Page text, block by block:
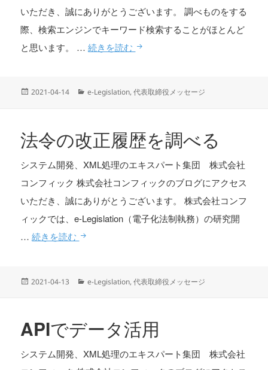
いただき、誠にありがとうございます。 調べものをする
際、検索エンジンでキーワード検索することがほとんど
と思います。 …続きを読む リサーチ・ナビ
投
2021-04-14
カ
ー
e-Legislation,代表取締役メッセージ
法令の改正履歴を調べる
システム開発、XML処理のエキスパート集団 株式会社
コンフィック 株式会社コンフィックのブログにアクセス
いただき、誠にありがとうございます。 株式会社コンフ
ィックでは、e-Legislation（電子化法制執務）の研究開
…続きを読む 法令の改正履歴を調べる
投
2021-04-13
カ
ー
e-Legislation,代表取締役メッセージ
APIでデータ活用
システム開発、XML処理のエキスパート集団 株式会社